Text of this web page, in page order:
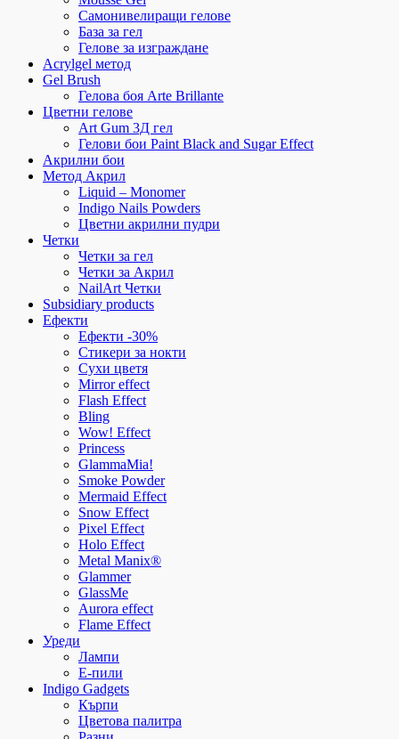
Самонивелиращи гелове
База за гел
Гелове за изграждане
Acrylgel метод
Gel Brush
Гелова боя Arte Brillante
Цветни гелове
Art Gum 3Д гел
Гелови бои Paint Black and Sugar Effect
Акрилни бои
Метод Акрил
Liquid – Monomer
Indigo Nails Powders
Цветни акрилни пудри
Четки
Четки за гел
Четки за Акрил
NailArt Четки
Subsidiary products
Ефекти
Ефекти -30%
Стикери за нокти
Сухи цветя
Mirror effect
Flash Effect
Bling
Wow! Effect
Princess
GlammaMia!
Smoke Powder
Mermaid Effect
Snow Effect
Pixel Effect
Holo Effect
Metal Manix®
Glammer
GlassMe
Aurora effect
Flame Effect
Уреди
Лампи
E-пили
Indigo Gadgets
Кърпи
Цветова палитра